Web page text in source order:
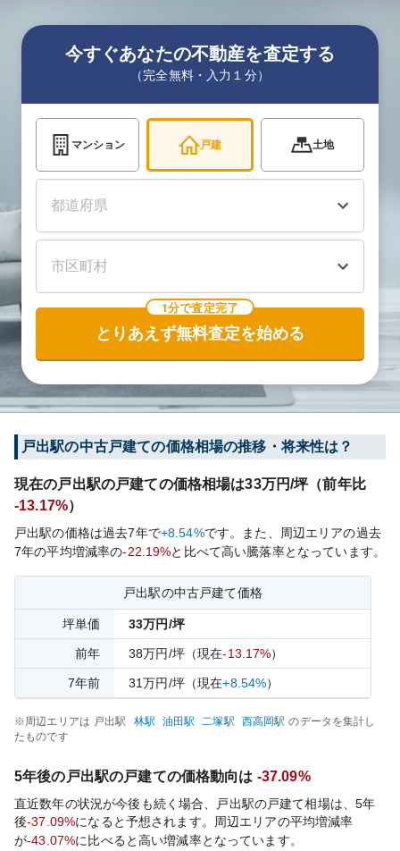
今すぐあなたの不動産を査定する
（完全無料・入力１分）
マンション 戸建 土地
1分で査定完了
とりあえず無料査定を始める
戸出駅の中古戸建ての価格相場の推移・将来性は？
現在の戸出駅の戸建ての価格相場は33万円/坪（前年比
-13.17%）
戸出駅の価格は過去7年で+8.54%です。
また、周辺エリアの過去
7年の平均増減率の-22.19%と比べて高い騰落率となっています。
戸出駅の中古戸建て価格
坪単価 33万円/坪
前年 38万円/坪（現在-13.17%）
7年前 31万円/坪（現在+8.54%）
※周辺エリアは 戸出駅 林駅 油田駅 二塚駅 西高岡駅 のデータを集計し
たものです
5年後の 戸出駅の戸建ての価格動向は -37.09%
直近数年の状況が今後も続く場合、 戸出駅の戸建て相場は、5年
後-37.09%になると予想されます。周辺エリアの平均増減率
が-43.07%に比べると高い増減率となっています。